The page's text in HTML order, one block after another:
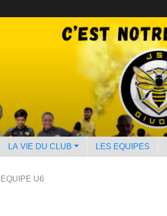
LA VIE DU CLUB LES EQUIPES
EQUIPE U6